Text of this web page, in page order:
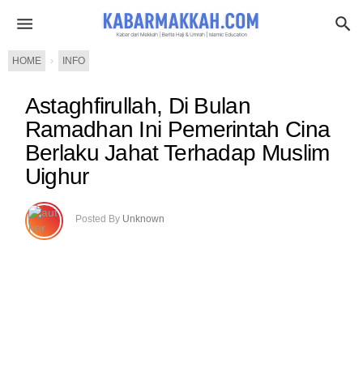
HOME › INFO
Astaghfirullah, Di Bulan
Ramadhan Ini Pemerintah Cina
Berlaku Jahat Terhadap Muslim
Uighur
Posted By Unknown